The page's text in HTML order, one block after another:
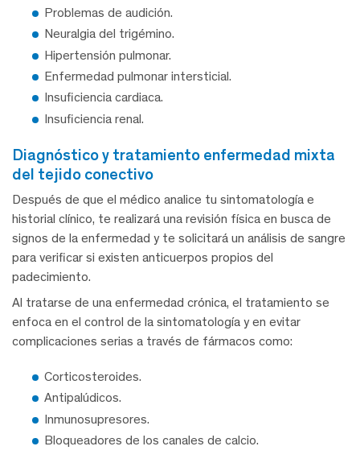
Problemas de audición.
Neuralgia del trigémino.
Hipertensión pulmonar.
Enfermedad pulmonar intersticial.
Insuficiencia cardiaca.
Insuficiencia renal.
diagnóstico y tratamiento enfermedad mixta
del tejido conectivo
Después de que el médico analice tu sintomatología e
historial clínico, te realizará una revisión física en busca de
signos de la enfermedad y te solicitará un análisis de sangre
para verificar si existen anticuerpos propios del
padecimiento.
Al tratarse de una enfermedad crónica, el tratamiento se
enfoca en el control de la sintomatología y en evitar
complicaciones serias a través de fármacos como:
Corticosteroides.
Antipalúdicos.
Inmunosupresores.
Bloqueadores de los canales de calcio.